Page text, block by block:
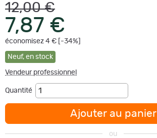
12,00 €
7,87 €
économisez 4 € [-34%]
Neuf, en stock
Vendeur professionnel
Quantité
Ajouter au panier
ou